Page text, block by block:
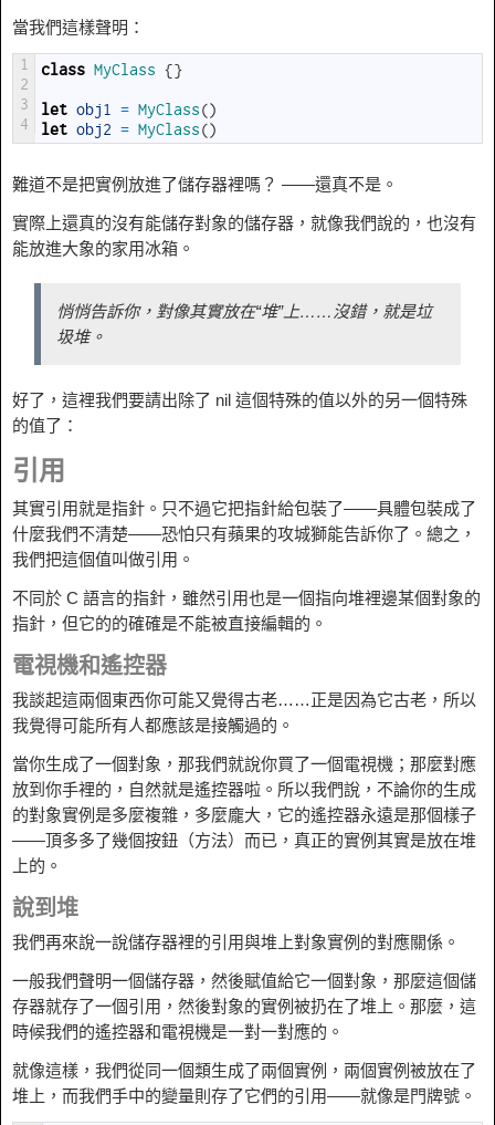
當我們這樣聲明：
1
2
3
4
class MyClass {}
let obj1 = MyClass()
let obj2 = MyClass()
難道不是把實例放進了儲存器裡嗎？ ——還真不是。
實際上還真的沒有能儲存對象的儲存器，就像我們說的，也沒有
能放進大象的家用冰箱。
悄悄告訴你，對像其實放在“堆”上……沒錯，就是垃
圾堆。
好了，這裡我們要請出除了 nil 這個特殊的值以外的另一個特殊
的值了：
引用
其實引用就是指針。只不過它把指針給包裝了——具體包裝成了
什麼我們不清楚——恐怕只有蘋果的攻城獅能告訴你了。總之，
我們把這個值叫做引用。
不同於 C 語言的指針，雖然引用也是一個指向堆裡邊某個對象的
指針，但它的的確確是不能被直接編輯的。
電視機和遙控器
我談起這兩個東西你可能又覺得古老……正是因為它古老，所以
我覺得可能所有人都應該是接觸過的。
當你生成了一個對象，那我們就說你買了一個電視機；那麼對應
放到你手裡的，自然就是遙控器啦。所以我們說，不論你的生成
的對象實例是多麼複雜，多麼龐大，它的遙控器永遠是那個樣子
——頂多多了幾個按鈕（方法）而已，真正的實例其實是放在堆
上的。
說到堆
我們再來說一說儲存器裡的引用與堆上對象實例的對應關係。
一般我們聲明一個儲存器，然後賦值給它一個對象，那麼這個儲
存器就存了一個引用，然後對象的實例被扔在了堆上。那麼，這
時候我們的遙控器和電視機是一對一對應的。
就像這樣，我們從同一個類生成了兩個實例，兩個實例被放在了
堆上，而我們手中的變量則存了它們的引用——就像是門牌號。